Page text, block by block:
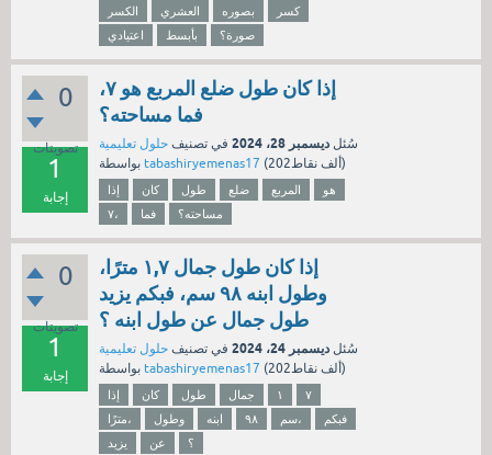
الكسر العشري بصوره
كسر
اعتيادي
بأبسط صورة؟
0
تصويتات
1
إجابة
إذا كان طول ضلع المربع هو ٧،
فما مساحته؟
سُئل ديسمبر 28، 2024 في تصنيف حلول تعليمية
tabashiryemenas17 ( 202ألف نقاط)
إذا كان طول ضلع المربع
هو
٧،
فما مساحته؟
0
تصويتات
1
إجابة
إذا كان طول جمال ١,٧ مترًا،
وطول ابنه ٩٨ سم، فبكم يزيد
طول جمال عن طول ابنه ؟
سُئل ديسمبر 24، 2024 في تصنيف حلول تعليمية
tabashiryemenas17 ( 202ألف نقاط)
إذا كان طول جمال ١
٧
مترًا،
وطول ابنه ٩٨ سم،
فبكم
يزيد
عن ؟